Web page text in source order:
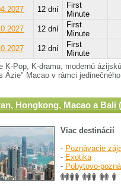
12 dní
First
Minute
12 dní
First
Minute
12 dní
First
Minute
K-Pop, K-dramu, modernú
Ázie" Macao v rámci
Hongkong, Macao a Bali
Viac destinácií
- Poznávacie
- Exotika
- Pobytovo-